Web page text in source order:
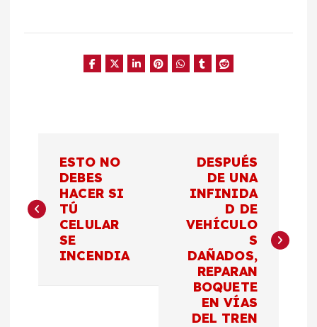
v
ESTO NO
DEBES
HACER SI
TÚ
CELULAR
SE
INCENDIA
DESPUÉS
DE UNA
INFINIDA
D DE
VEHÍCULO
S
DAÑADOS,
REPARAN
BOQUETE
EN VÍAS
DEL TREN